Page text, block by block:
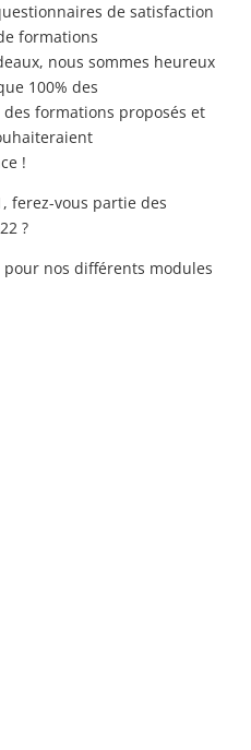
de satisfaction
formations
nous sommes heureux
100% des
formations proposés et
!
ferez-vous partie des
?
nos différents modules